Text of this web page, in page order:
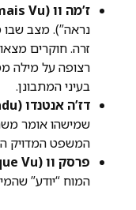
ז’מה וו (Jamais Vu):
נראה”). מצב שבו
זרה. חוקרים
רצופה על מילה
בעיני המתבונן.
דז’ה אנטנדו (Déjà Entendu):
שמישהו אומר
המשפט המדויק
פרסק וו (Presque Vu):
המוח “יודע”